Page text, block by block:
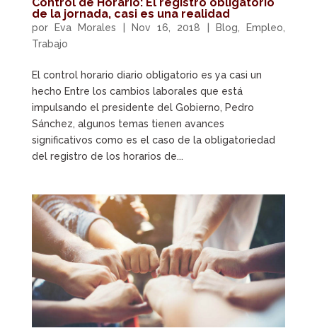
de la jornada, casi es una realidad
por Eva Morales Nov 16, 2018 Blog Empleo
Trabajo
El control horario diario obligatorio es ya casi un
hecho Entre los cambios laborales que está
impulsando el presidente del Gobierno, Pedro
Sánchez, algunos temas tienen avances
significativos como es el caso de la obligatoriedad
del registro de los horarios de...